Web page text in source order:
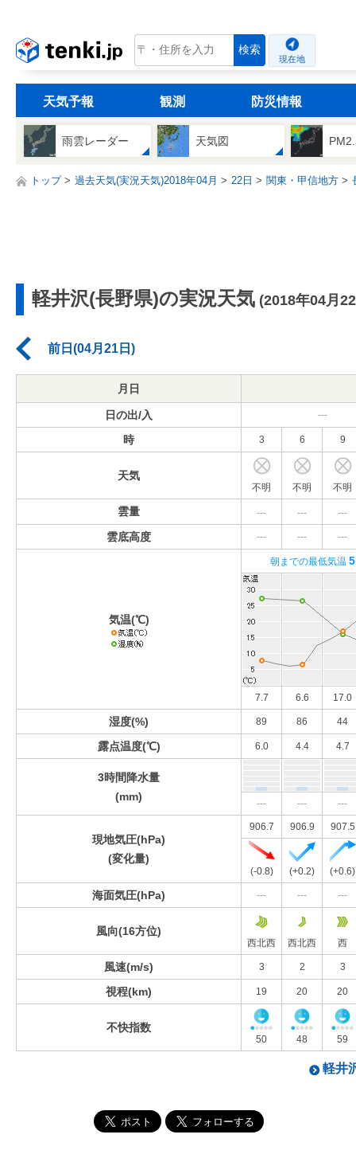
tenki.jp 検索
現在地
天気予報 観測 防災情報
雨雲レーダー 天気図
トップ 過去天気(実況天気)2018年04月 22日 関東・甲信地方
軽井沢(長野県)の実況天気 (2018年04月
前日(04月21日)
月日
日の出/入 ---
時 3 6 9
天気
不明 不明 不明
雲量 --- --- ---
雲底高度 --- --- ---
気温(℃)
朝までの最低気温
7.7 6.6 17.0
湿度(%) 89 86 44
露点温度(℃) 6.0 4.4 4.7
3時間降水量
(mm)
--- --- ---
現地気圧(hPa)
(変化量)
906.7 906.9 907.5
(-0.8) (+0.2) (+0.6)
海面気圧(hPa) --- --- ---
風向(16方位)
西北西 西北西 西
風速(m/s) 3 2 3
視程(km) 19 20 20
不快指数
50 48 59
軽井